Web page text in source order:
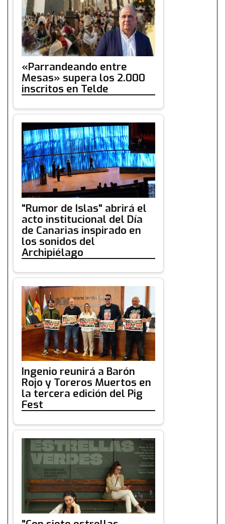
«Parrandeando entre
Mesas» supera los 2.000
inscritos en Telde
"Rumor de Islas" abrirá el
acto institucional del Día
de Canarias inspirado en
los sonidos del
Archipiélago
Ingenio reunirá a Barón
Rojo y Toreros Muertos en
la tercera edición del Pig
Fest